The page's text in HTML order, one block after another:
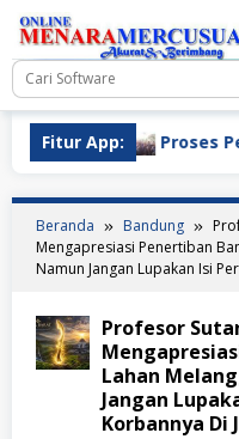
Loncat
konten
Fitur App:Proses
Beranda Bandung
Mengapresiasi Penertiban
Namun Jangan Lupakan Isi
Profesor
Lahan
Jangan
Korbannya Di